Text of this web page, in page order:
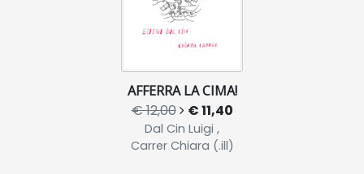
AFFERRA LA CIMA!
€ 12,00 € 11,40
Dal Cin Luigi ,
Carrer Chiara (.ill)